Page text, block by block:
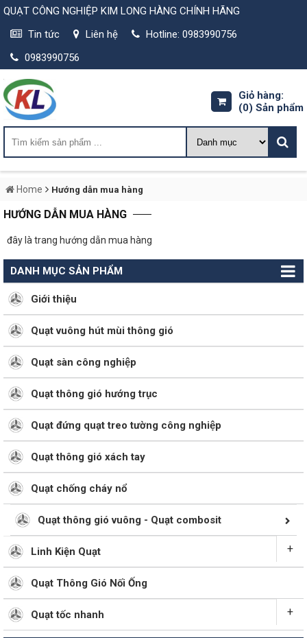
QUẠT CÔNG NGHIỆP KIM LONG HÀNG CHÍNH HÃNG
Tin tức
Liên hệ
Hotline: 0983990756
0983990756
Giỏ hàng:
(0) Sản phẩm
Home Hướng dẫn mua hàng
HƯỚNG DẪN MUA HÀNG
đây là trang hướng dẫn mua hàng
DANH MỤC SẢN PHẨM
Giới thiệu
Quạt vuông hút mùi thông gió
Quạt sàn công nghiệp
Quạt thông gió hướng trục
Quạt đứng quạt treo tường công nghiệp
Quạt thông gió xách tay
Quạt chống cháy nổ
Quạt thông gió vuông - Quạt combosit
Linh Kiện Quạt +
Quạt Thông Gió Nối Ống
Quạt tốc nhanh +